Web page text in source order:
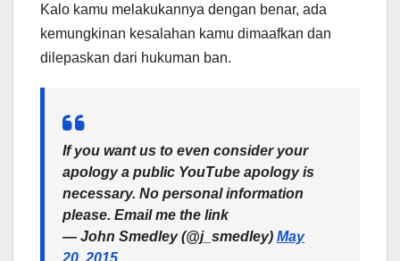
Kalo kamu melakukannya dengan benar, ada
kemungkinan kesalahan kamu dimaafkan dan
dilepaskan dari hukuman ban.
If you want us to even consider your
apology a public YouTube apology is
necessary. No personal information
please. Email me the link
— John Smedley (@j_smedley) May
20, 2015